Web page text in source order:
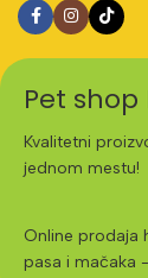
Pet
Kvalitetni
jednom mestu!
Online prodaja
pasa i mačaka